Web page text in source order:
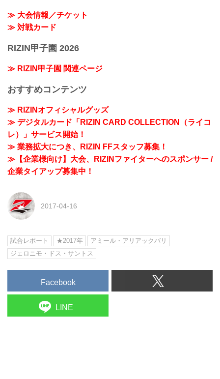
≫ 大会情報／チケット
≫ 対戦カード
RIZIN甲子園 2026
≫ RIZIN甲子園 関連ページ
おすすめコンテンツ
≫ RIZINオフィシャルグッズ
≫ デジタルカード「RIZIN CARD COLLECTION（ライコ
レ）」サービス開始！
≫ 業務拡大につき、RIZIN FFスタッフ募集！
≫【企業様向け】大会、RIZINファイターへのスポンサー /
企業タイアップ募集中！
2017-04-16
試合レポート ★2017年
アミール・アリアックバリ
ジェロニモ・ドス・サントス
Facebook
LINE